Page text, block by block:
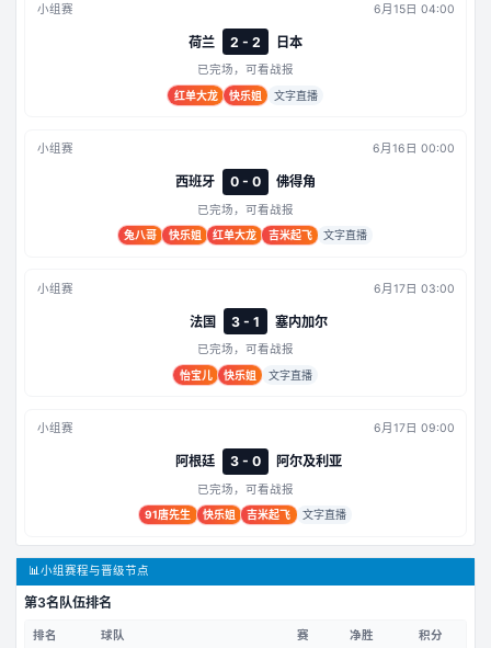
小组赛 6月15日 04:00
荷兰 2 - 2 日本
已完场，可看战报
红单大龙 快乐姐 文字直播
小组赛 6月16日 00:00
西班牙 0 - 0 佛得角
已完场，可看战报
兔八哥 快乐姐 红单大龙 吉米起飞 文字直播
小组赛 6月17日 03:00
法国 3 - 1 塞内加尔
已完场，可看战报
怡宝儿 快乐姐 文字直播
小组赛 6月17日 09:00
阿根廷 3 - 0 阿尔及利亚
已完场，可看战报
91唐先生 快乐姐 吉米起飞 文字直播
📊小组赛程与晋级节点
第3名队伍排名
排名 球队 赛 净胜 积分